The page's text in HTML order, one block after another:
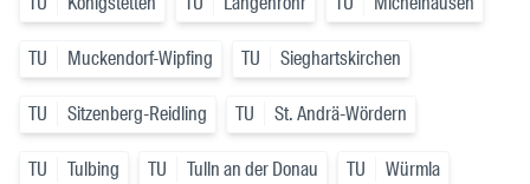
TU Muckendorf-Wipfing TU Sieghartskirchen
TU Sitzenberg-Reidling TU St. Andrä-Wördern
TU Tulbing TU Tulln an der Donau TU Würmla